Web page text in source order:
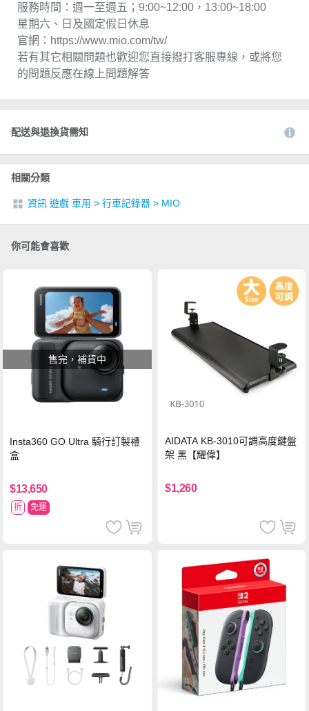
服務時間：週一至週五；9:00~12:00，13:00~18:00
星期六、日及國定假日休息
官網：https://www.mio.com/tw/
若有其它相關問題也歡迎您直接撥打客服專線，或將您
的問題反應在線上問題解答
配送與退換貨需知
相關分類
資訊 遊戲 車用 > 行車記錄器 > MIO
你可能會喜歡
售完，補貨中
Insta360 GO Ultra 騎行訂製禮
盒
$13,650
折 免運
AIDATA KB-3010可調高度鍵盤
架 黑【耀偉】
$1,260